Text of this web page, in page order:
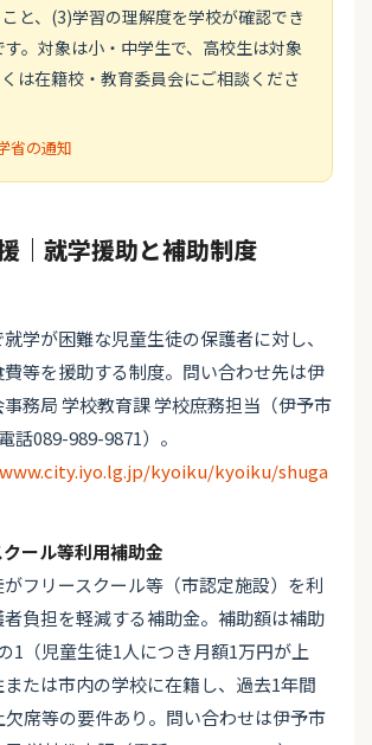
と、(3)学習の理解度を学校が確認でき
す。対象は小・中学生で、高校生は対象
は在籍校・教育委員会にご相談くださ
省の通知
｜就学援助と補助制度
学が困難な児童生徒の保護者に対し、
等を援助する制度。問い合わせ先は伊
務局 学校教育課 学校庶務担当（伊予市
話089-989-9871）。
kyoiku/kyoiku/shuga
ール等利用補助金
フリースクール等（市認定施設）を利
負担を軽減する補助金。補助額は補助
1（児童生徒1人につき月額1万円が上
たは市内の学校に在籍し、過去1年間
欠席等の要件あり。問い合わせは伊予市